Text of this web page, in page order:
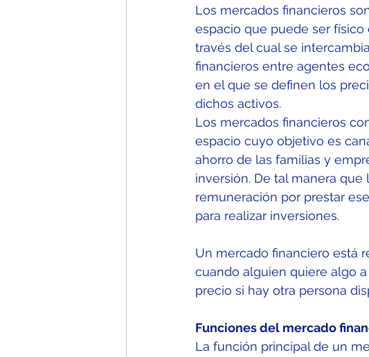
Los mercados financieros
espacio que puede ser físico
través del cual se
financieros entre agentes
en el que se definen los
dichos activos.
Los mercados financieros
espacio cuyo objetivo es
ahorro de las familias y
inversión. De tal manera
remuneración por prestar
para realizar inversiones.
Un mercado financiero está
cuando alguien quiere algo
precio si hay otra persona
Funciones del mercado
La función principal de un